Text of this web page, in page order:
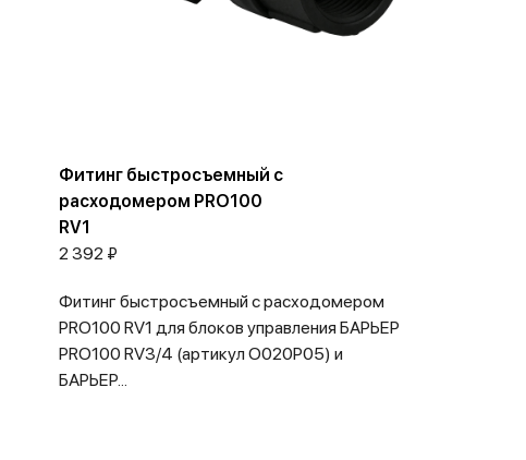
Фитинг быстросъемный с
расходомером PRO100
RV1
2 392 ₽
Фитинг быстросъемный с расходомером
PRO100 RV1 для блоков управления БАРЬЕР
PRO100 RV3/4 (артикул О020Р05) и
БАРЬЕР...